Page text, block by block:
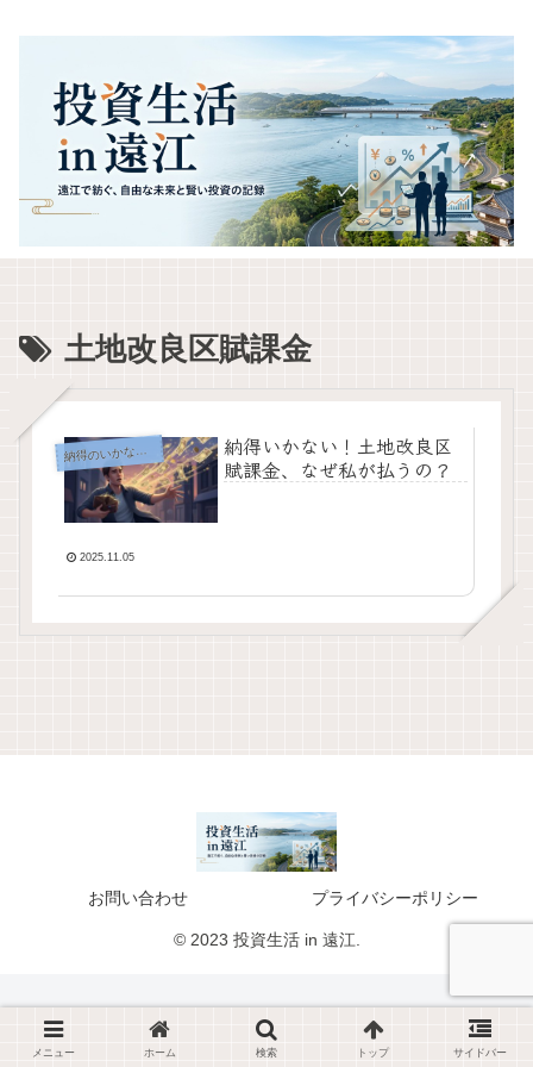
土地改良区賦課金
納
得のいかない支出
納得いかない！土地改良区
賦課金、なぜ私が払うの？
2025.11.05
お問い合わせ プライバシーポリシー
© 2023 投資生活 in 遠江.
メニュー ホーム 検索 トップ サイドバー